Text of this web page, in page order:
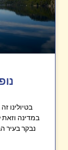
בטיולינו
במדינה וזאת
נבקר בעיר